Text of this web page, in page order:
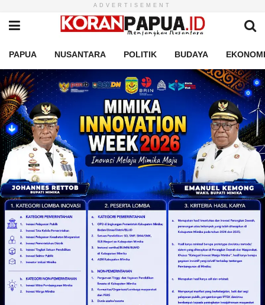
ADVERTISEMENT
PAPUA NUSANTARA POLITIK BUDAYA EKONOMI